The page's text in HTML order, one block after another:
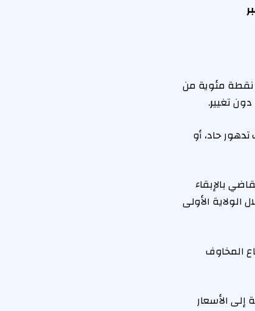
نقطة مئوية من
تغيير.
حاد، أو
بالإبقاء
الأولى
المخاوف
إلى الأسعار